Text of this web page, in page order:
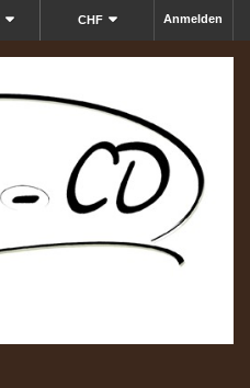
Anmelden
CHF